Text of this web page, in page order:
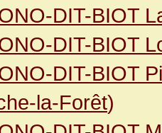
DIT-BIOT
DIT-BIOT
DIT-BIOT
la-Forêt)